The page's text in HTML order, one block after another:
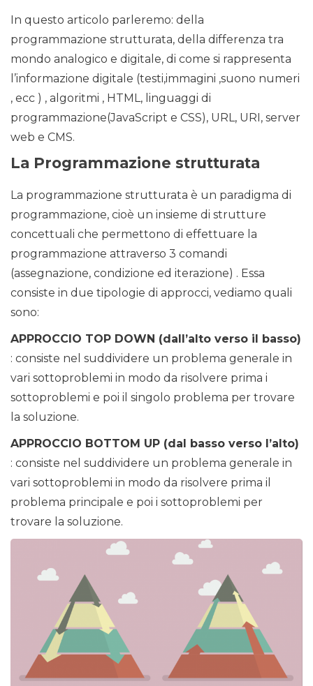
In questo articolo parleremo: della
programmazione strutturata, della differenza tra
mondo analogico e digitale, di come si rappresenta
l’informazione digitale (testi,immagini ,suono numeri
, ecc ) , algoritmi , HTML, linguaggi di
programmazione(JavaScript e CSS), URL, URI, server
web e CMS.
La Programmazione strutturata
La programmazione strutturata è un paradigma di
programmazione, cioè un insieme di strutture
concettuali che permettono di effettuare la
programmazione attraverso 3 comandi
(assegnazione, condizione ed iterazione) . Essa
consiste in due tipologie di approcci, vediamo quali
sono:
APPROCCIO TOP DOWN (dall’alto verso il basso)
: consiste nel suddividere un problema generale in
vari sottoproblemi in modo da risolvere prima i
sottoproblemi e poi il singolo problema per trovare
la soluzione.
APPROCCIO BOTTOM UP (dal basso verso l’alto)
: consiste nel suddividere un problema generale in
vari sottoproblemi in modo da risolvere prima il
problema principale e poi i sottoproblemi per
trovare la soluzione.